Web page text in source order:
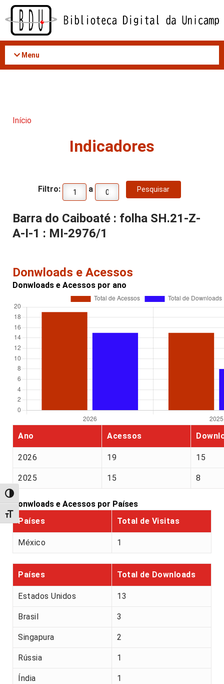
Acessar
conteúdo
Alternar alto contraste
Alternar tamanho da fonte
Menu
Início
Indicadores
Filtro: a
Barra do Caiboaté : folha SH.21-Z-
A-I-1 : MI-2976/1
Donwloads e Acessos
Donwloads e Acessos por ano
Ano Acessos
2026 19 15
2025 15 8
Donwloads e Acessos por Países
Países
Total de Visitas
México 1
Países Total de Downloads
Estados Unidos 13
Brasil 3
Singapura 2
Rússia 1
Índia 1